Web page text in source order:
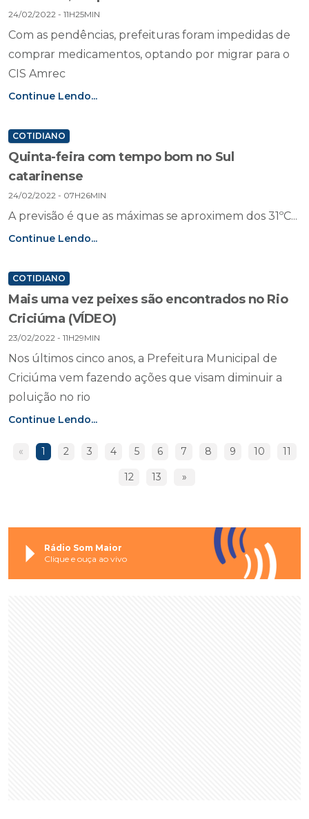
24/02/2022 - 11H25MIN
Com as pendências, prefeituras foram impedidas de
comprar medicamentos, optando por migrar para o
CIS Amrec
Continue Lendo...
COTIDIANO
Quinta-feira com tempo bom no Sul
catarinense
24/02/2022 - 07H26MIN
A previsão é que as máximas se aproximem dos 31ºC...
Continue Lendo...
COTIDIANO
Mais uma vez peixes são encontrados no Rio
Criciúma (VÍDEO)
23/02/2022 - 11H29MIN
Nos últimos cinco anos, a Prefeitura Municipal de
Criciúma vem fazendo ações que visam diminuir a
poluição no rio
Continue Lendo...
« 1 2 3 4 5 6 7 8 9 10 11
12 13 »
Rádio Som Maior
Clique e ouça ao vivo